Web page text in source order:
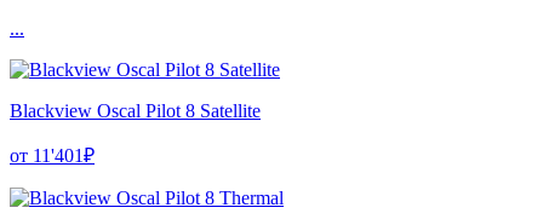
...
Blackview Oscal Pilot 8 Satellite
от 11'401₽